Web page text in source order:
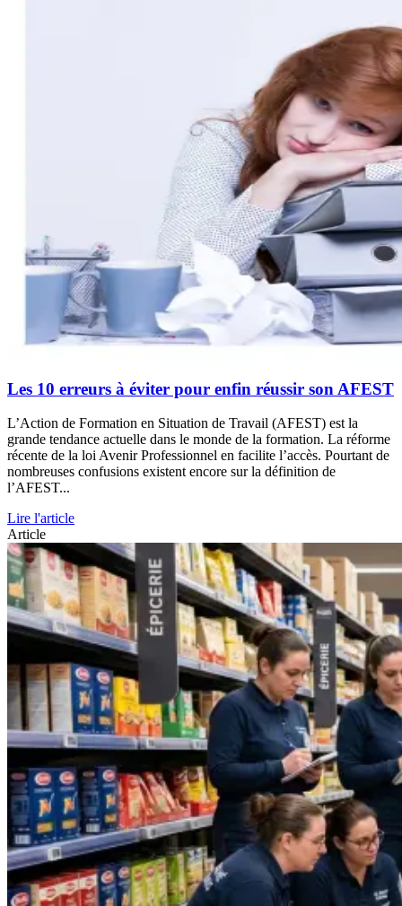
Les 10 erreurs à éviter pour enfin réussir son AFEST
L’Action de Formation en Situation de Travail (AFEST) est la
grande tendance actuelle dans le monde de la formation. La réforme
récente de la loi Avenir Professionnel en facilite l’accès. Pourtant de
nombreuses confusions existent encore sur la définition de
l’AFEST...
Lire l'article
Article